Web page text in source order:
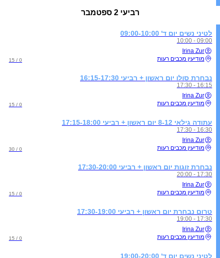
רביעי 2 ספטמבר
לטיני נשים יום ד' 09:00-10:00
09:00 - 10:00
Irina Zur
מודיעין מכבים רעות
0 / 15
נבחרת סולו יום ראשון + רביעי 16:15-17:30
16:15 - 17:30
Irina Zur
מודיעין מכבים רעות
0 / 15
עתודה גילאי 8-12 יום ראשון + רביעי 17:15-18:00
16:30 - 17:30
Irina Zur
מודיעין מכבים רעות
0 / 30
נבחרת זוגות יום ראשון + רביעי 17:30-20:00
17:30 - 20:00
Irina Zur
מודיעין מכבים רעות
0 / 15
טרום נבחרת יום ראשון + רביעי 17:30-19:00
17:30 - 19:00
Irina Zur
מודיעין מכבים רעות
0 / 15
לטיני נשים יום ד' 19:00-20:00